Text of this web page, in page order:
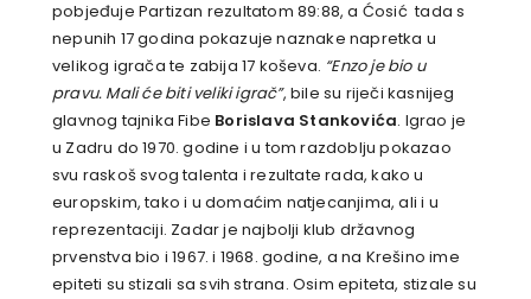
pobjeđuje Partizan rezultatom 89:88, a Ćosić tada s
nepunih 17 godina pokazuje naznake napretka u
velikog igrača te zabija 17 koševa. “Enzo je bio u
pravu. Mali će biti veliki igrač”, bile su riječi kasnijeg
glavnog tajnika Fibe Borislava Stankovića. Igrao je
u Zadru do 1970. godine i u tom razdoblju pokazao
svu raskoš svog talenta i rezultate rada, kako u
europskim, tako i u domaćim natjecanjima, ali i u
reprezentaciji. Zadar je najbolji klub državnog
prvenstva bio i 1967. i 1968. godine, a na Krešino ime
epiteti su stizali sa svih strana. Osim epiteta, stizale su